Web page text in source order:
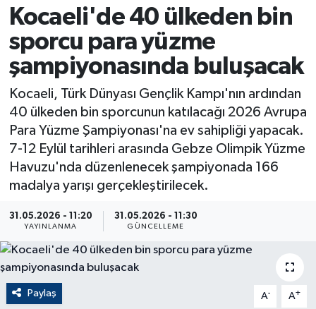
Kocaeli'de 40 ülkeden bin
sporcu para yüzme
şampiyonasında buluşacak
Kocaeli, Türk Dünyası Gençlik Kampı'nın ardından
40 ülkeden bin sporcunun katılacağı 2026 Avrupa
Para Yüzme Şampiyonası'na ev sahipliği yapacak.
7-12 Eylül tarihleri arasında Gebze Olimpik Yüzme
Havuzu'nda düzenlenecek şampiyonada 166
madalya yarışı gerçekleştirilecek.
31.05.2026 - 11:20
YAYINLANMA
31.05.2026 - 11:30
GÜNCELLEME
Paylaş A- A+
Rize Jandarma Komutanlığı
Bilim Teknoloji
Bölge
Advertising news
Canlı Maç
ÇEVRE
Dış Haberler
EĞİTİM
Süper Lig Puan Durumu ve Fikstür
Tüm Manşetler
Son Dakika Haberleri
Haber Arşivi